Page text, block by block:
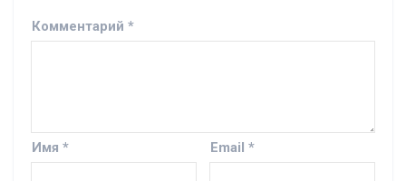
Комментарий *
Имя * Email *